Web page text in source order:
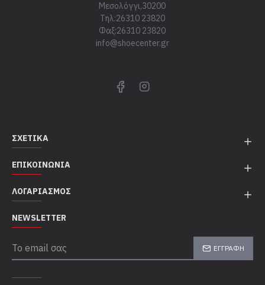
Μεσολόγγι,30200
Τηλ:26310 23820
Φαξ:26310 23820
info@shoecenter.gr
ΣΧΕΤΙΚΆ
ΕΠΙΚΟΙΝΩΝΊΑ
ΛΟΓΑΡΙΑΣΜΌΣ
NEWSLETTER
ΕΓΓΡΑΦΉ